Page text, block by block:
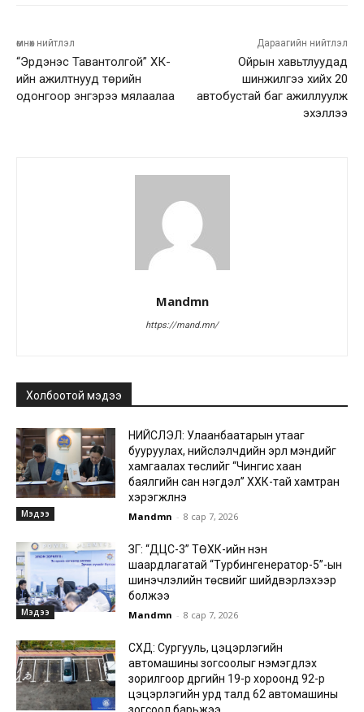
өмнөх нийтлэл
“Эрдэнэс Тавантолгой” ХК-
ийн ажилтнууд төрийн
одонгоор энгэрээ мялаалаа
Дараагийн нийтлэл
Ойрын хавьтлуудад
шинжилгээ хийх 20
автобустай баг ажиллуулж
эхэллээ
Mandmn
https://mand.mn/
Холбоотой мэдээ
Мэдээ
НИЙСЛЭЛ: Улаанбаатарын утааг
бууруулах, нийслэлчүүдийн эрүүл мэндийг
хамгаалах төслийг “Чингис хаан
баялгийн сан нэгдэл” ХХК-тай хамтран
хэрэгжүүлнэ
Mandmn - 8 сар 7, 2026
Мэдээ
ЗГ: “ДЦС-3” ТӨХК-ийн нэн
шаардлагатай “Турбингенератор-5”-ын
шинэчлэлийн төсвийг шийдвэрлэхээр
болжээ
Mandmn - 8 сар 7, 2026
СХД: Сургууль, цэцэрлэгийн
автомашины зогсоолыг нэмэгдүүлэх
зорилгоор дүүргийн 19-р хороонд 92-р
цэцэрлэгийн урд талд 62 автомашины